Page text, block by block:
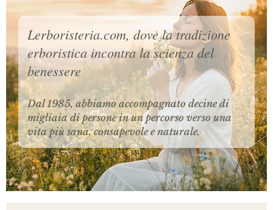
Lerboristeria.com, dove la tradizione
erboristica incontra la scienza del
benessere
Dal 1985, abbiamo accompagnato decine di
migliaia di persone in un percorso verso una
vita più sana, consapevole e naturale.